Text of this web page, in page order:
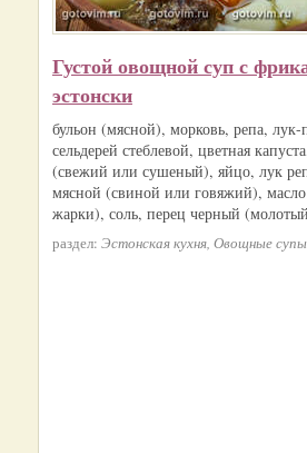
Густой овощной суп с
эстонски
бульон (мясной), морковь, репа, лук-
сельдерей стеблевой, цветная
(свежий или сушеный), яйцо, лук
мясной (свиной или говяжий), масло
жарки), соль, перец черный
раздел: Эстонская кухня, Овощные супы